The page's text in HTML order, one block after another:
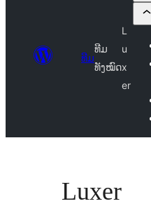
ທີມ
ທີມ
ທັງໝົດ
L
u
x
er
Luxer